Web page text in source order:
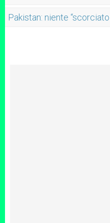
Pakistan: niente